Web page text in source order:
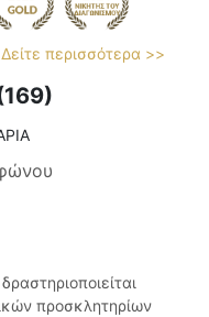
Δείτε περισσότερα >>
δραστηριοποιείται
προσκλητηρίων